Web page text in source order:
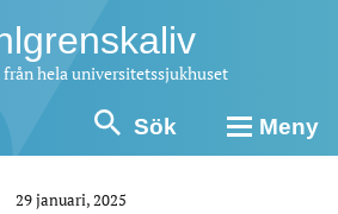
från hela universitetssjukhuset
Sök Meny
29 januari, 2025